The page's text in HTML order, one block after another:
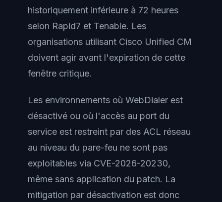
historiquement inférieure à 72 heures
selon Rapid7 et Tenable. Les
organisations utilisant Cisco Unified CM
doivent agir avant l'expiration de cette
fenêtre critique.
Les environnements où WebDialer est
désactivé ou où l'accès au port du
service est restreint par des ACL réseau
au niveau du pare-feu ne sont pas
exploitables via CVE-2026-20230,
même sans application du patch. La
mitigation par désactivation est donc